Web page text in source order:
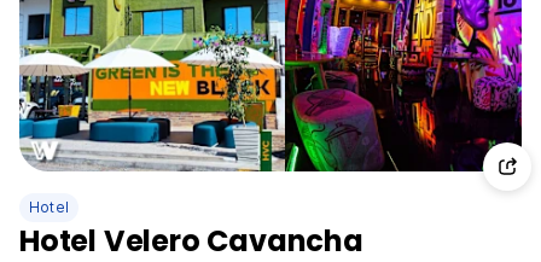
Hotel
Hotel Velero Cavancha